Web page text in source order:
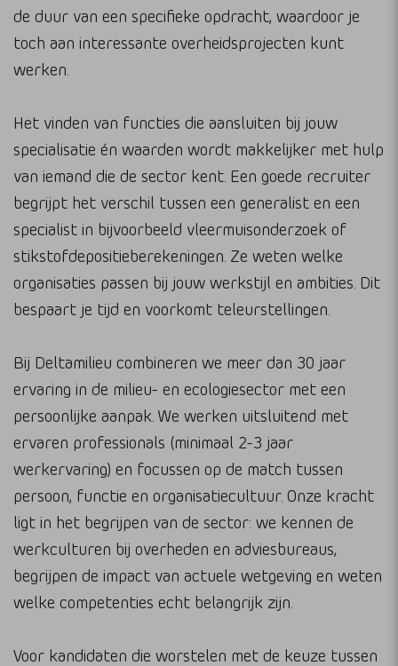
de duur van een specifieke opdracht, waardoor je
toch aan interessante overheidsprojecten kunt
werken.
Het vinden van functies die aansluiten bij jouw
specialisatie én waarden wordt makkelijker met hulp
van iemand die de sector kent. Een goede recruiter
begrijpt het verschil tussen een generalist en een
specialist in bijvoorbeeld vleermuisonderzoek of
stikstofdepositieberekeningen. Ze weten welke
organisaties passen bij jouw werkstijl en ambities. Dit
bespaart je tijd en voorkomt teleurstellingen.
Bij Deltamilieu combineren we meer dan 30 jaar
ervaring in de milieu- en ecologiesector met een
persoonlijke aanpak. We werken uitsluitend met
ervaren professionals (minimaal 2-3 jaar
werkervaring) en focussen op de match tussen
persoon, functie en organisatiecultuur. Onze kracht
ligt in het begrijpen van de sector: we kennen de
werkculturen bij overheden en adviesbureaus,
begrijpen de impact van actuele wetgeving en weten
welke competenties echt belangrijk zijn.
Voor kandidaten die worstelen met de keuze tussen